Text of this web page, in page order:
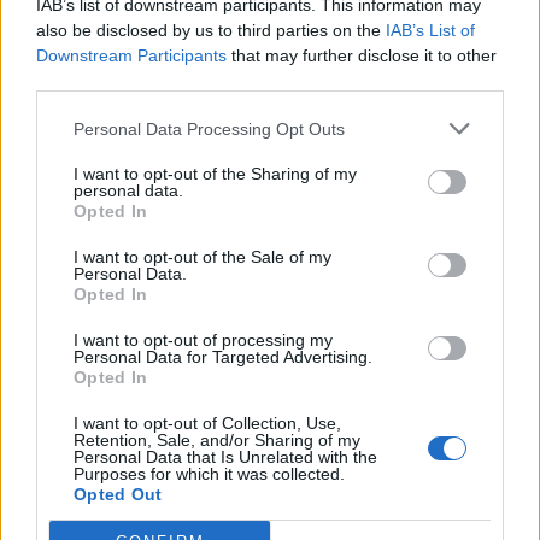
IAB’s list of downstream participants. This information may
also be disclosed by us to third parties on the IAB’s List of
Downstream Participants that may further disclose it to other
Personal Data Processing Opt Outs
I want to opt-out of the Sharing of my
personal data.
Opted In
I want to opt-out of the Sale of my
Personal Data.
Opted In
I want to opt-out of processing my
Personal Data for Targeted Advertising.
Opted In
I want to opt-out of Collection, Use,
Retention, Sale, and/or Sharing of my
Personal Data that Is Unrelated with the
Purposes for which it was collected.
Opted Out
© Taylor Hill / Getty Images / Ideal Image
σμόκιν όπως έκανε ο Μπραντ Πιτ, ή ένα κίτρινο
όπως ο Τσάρλι Πουθ, ο Κάνιε έκανε την διαφορά –
επειδή φυσικά είναι ο Κάνιε – φορώντας ένα
δερμάτινο κοστούμι το οποίο κούμπωνε στο πλάι
μια χρυσή αλυσίδα και αρκετά χρυσά δαχτυλίδια.